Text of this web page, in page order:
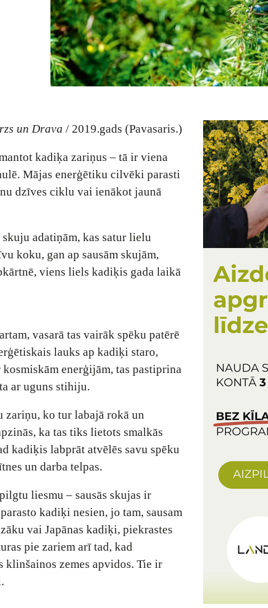
un Drava / 2019.gads (Pavasaris.)
kadiķa zariņus – tā ir viena
Mājas enerģētiku cilvēki parasti
dzīves ciklu vai ienākot jaunā
skuju adatiņām, kas satur lielu
koku, gan ap sausām skujām,
viens liels kadiķis gada laikā
vasarā tas vairāk spēku patērē
lauks ap kadiķi staro,
enerģijām, tas pastiprina
ar uguns stihiju.
zariņu, ko tur labajā rokā un
ka tas tiks lietots smalkās
kadiķis labprāt atvēlēs savu spēku
un darba telpas.
liesmu – sausās skujas ir
kadiķi nesien, jo tam, sausam
vai Japānas kadiķi, piekrastes
pie zariem arī tad, kad
klinšainos zemes apvidos. Tie ir